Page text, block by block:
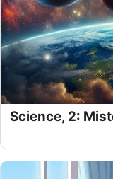
Oleh:Amnan Faza Pada:
Science, 2: